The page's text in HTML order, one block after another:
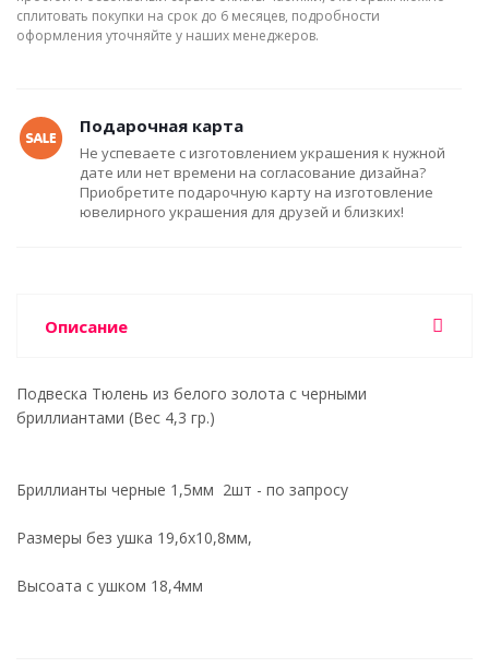
сплитовать покупки на срок до 6 месяцев, подробности
оформления уточняйте у наших менеджеров.
Подарочная карта
Не успеваете с изготовлением украшения к нужной
дате или нет времени на согласование дизайна?
Приобретите подарочную карту на изготовление
ювелирного украшения для друзей и близких!
Описание
Подвеска Тюлень из белого золота с черными
бриллиантами (Вес 4,3 гр.)
Бриллианты черные 1,5мм 2шт - по запросу
Размеры без ушка 19,6х10,8мм,
Высоата с ушком 18,4мм